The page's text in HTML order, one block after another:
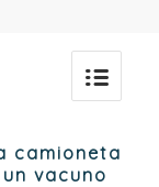
camioneta
vacuno